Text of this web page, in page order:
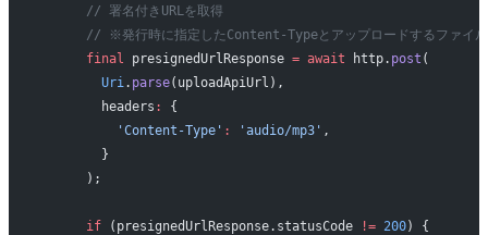
      // 署名付きURLを取得
// ※発行時に指定したContent-Typeとアップロードするファイ
      final
presignedUrlResponse = await http. post (
        Uri
. parse(uploadApiUrl),
        headers
:
{
          'Content-Type'
: 'audio/mp3' ,
        }
      );
      if
(presignedUrlResponse.statusCode != 200) {